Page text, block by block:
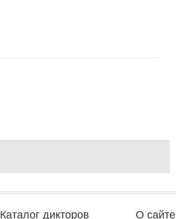
Каталог дикторов О сайте